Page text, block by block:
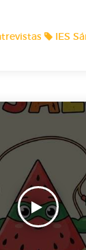
IES